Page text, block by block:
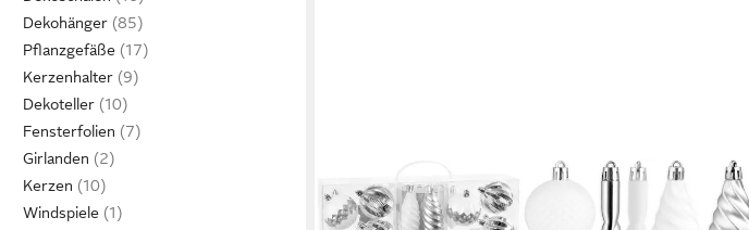
Dekohänger
Pflanzgefäße
Kerzenhalter
Dekoteller
Fensterfolien
Girlanden
Kerzen
Windspiele